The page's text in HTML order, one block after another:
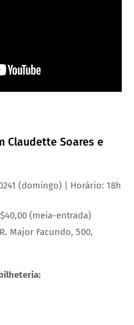
Claudette Soares e
(domingo) | Horário: 18h
(meia-entrada)
Major Facundo, 500,